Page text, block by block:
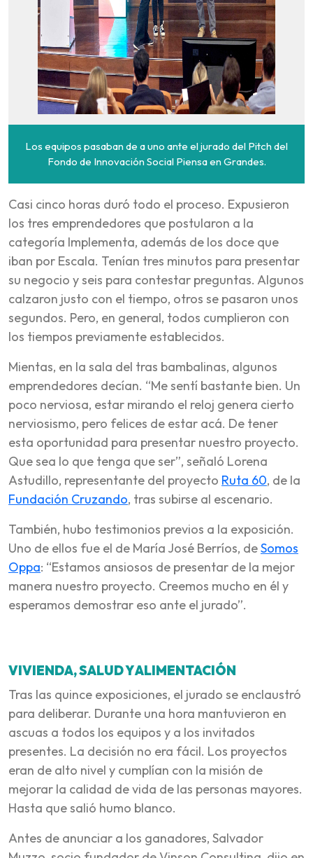
Los equipos pasaban de a uno ante el jurado del Pitch del
Fondo de Innovación Social Piensa en Grandes.
Casi cinco horas duró todo el proceso. Expusieron
los tres emprendedores que postularon a la
categoría Implementa, además de los doce que
iban por Escala. Tenían tres minutos para presentar
su negocio y seis para contestar preguntas. Algunos
calzaron justo con el tiempo, otros se pasaron unos
segundos. Pero, en general, todos cumplieron con
los tiempos previamente establecidos.
Mientas, en la sala del tras bambalinas, algunos
emprendedores decían. “Me sentí bastante bien. Un
poco nerviosa, estar mirando el reloj genera cierto
nerviosismo, pero felices de estar acá. De tener
esta oportunidad para presentar nuestro proyecto.
Que sea lo que tenga que ser”, señaló Lorena
Astudillo, representante del proyecto Ruta 60, de la
Fundación Cruzando, tras subirse al escenario.
También, hubo testimonios previos a la exposición.
Uno de ellos fue el de María José Berríos, deSomos
Oppa: “Estamos ansiosos de presentar de la mejor
manera nuestro proyecto. Creemos mucho en él y
esperamos demostrar eso ante el jurado”.
VIVIENDA, SALUD Y ALIMENTACIÓN
Tras las quince exposiciones, el jurado se enclaustró
para deliberar. Durante una hora mantuvieron en
ascuas a todos los equipos y a los invitados
presentes. La decisión no era fácil. Los proyectos
eran de alto nivel y cumplían con la misión de
mejorar la calidad de vida de las personas mayores.
Hasta que salió humo blanco.
Antes de anunciar a los ganadores, Salvador